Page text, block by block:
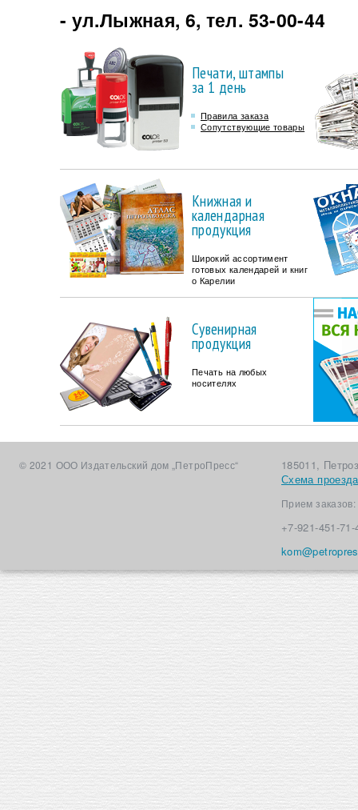
- ул.Лыжная, 6, тел. 53-00-44
Печати, штампы
за 1 день
Правила заказа
Сопутствующие товары
Книжная и
календарная
продукция
Широкий ассортимент
готовых календарей и книг
о Карелии
Сувенирная
продукция
Печать на любых
носителях
© 2021 ООО Издательский дом „ПетроПресс“
185011,
Схема проезда
Прием заказов:
+7-921-451-71-